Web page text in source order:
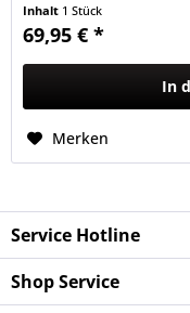
Inhalt 1 Stück
69,95 € *
In
Merken
Service Hotline
Shop Service